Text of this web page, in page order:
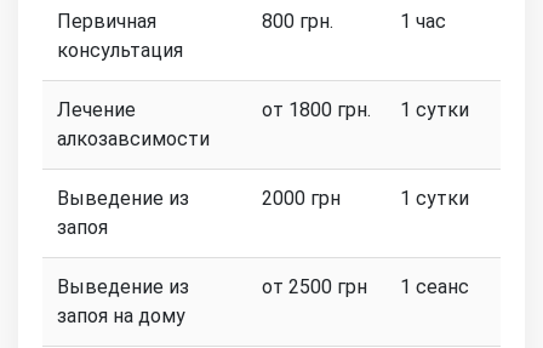
Первичная
консультация
800 грн. 1 час
Лечение
алкозавсимости
от 1800 грн. 1 сутки
Выведение из
запоя
2000 грн 1 сутки
Выведение из
запоя на дому
от 2500 грн 1 сеанс